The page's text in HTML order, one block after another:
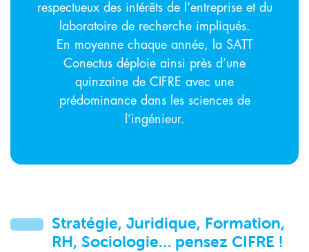
respectueux des intérêts de l’entreprise et du
laboratoire de recherche impliqués.
En moyenne chaque année, la SATT
Conectus déploie ainsi près d’une
quinzaine de CIFRE avec une
prédominance dans les sciences de
l’ingénieur.
Stratégie, Juridique, Formation,
RH, Sociologie… pensez CIFRE !